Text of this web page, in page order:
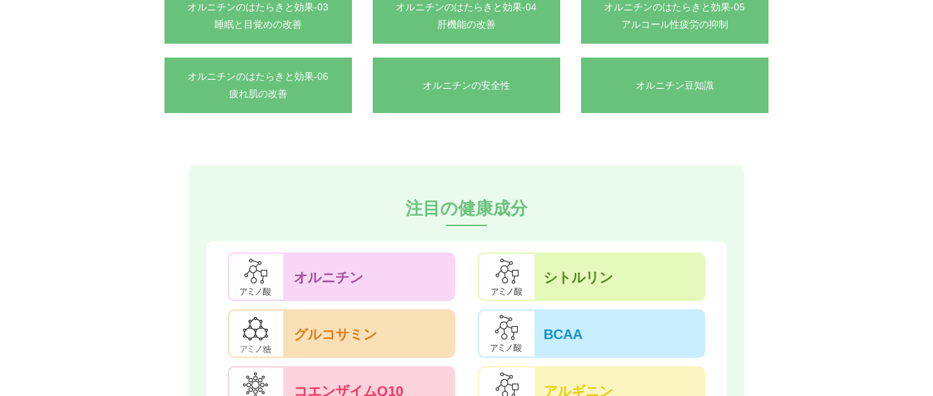
オルニチンのはたらきと効果-03
睡眠と目覚めの改善
オルニチンのはたらきと効果-04
肝機能の改善
オルニチンのはたらきと効果-05
アルコール性疲労の抑制
オルニチンのはたらきと効果-06
疲れ肌の改善
オルニチンの安全性 オルニチン豆知識
注目の健康成分
オルニチン シトルリン
グルコサミン BCAA
コエンザイムQ10 アルギニン